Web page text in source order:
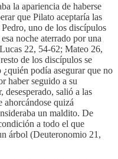
la apariencia de haberse
que Pilato aceptaría las
uno de los discípulos
noche aterrado por una
22, 54-62; Mateo 26,
de los discípulos se
podía asegurar que no
haber seguido a su
desesperado, salió a las
ahorcándose quizá
un maldito. De
a todo el que
árbol (Deuteronomio 21,